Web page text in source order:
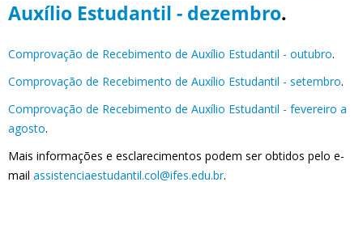
Auxílio Estudantil - dezembro.
Comprovação de Recebimento de Auxílio Estudantil - outubro.
Comprovação de Recebimento de Auxílio Estudantil - setembro.
Comprovação de Recebimento de Auxílio Estudantil - fevereiro a
agosto.
Mais informações e esclarecimentos podem ser obtidos pelo e-
mail assistenciaestudantil.col@ifes.edu.br.